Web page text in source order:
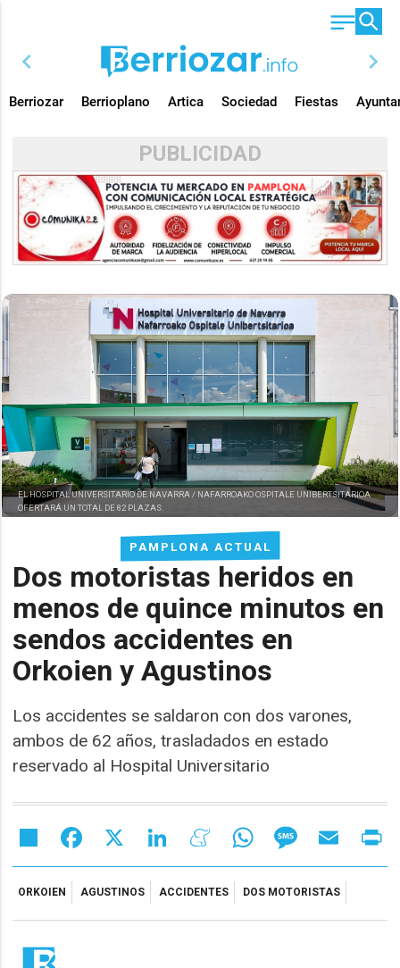
chevron_left chevron_right
Berriozar Berrioplano Artica Sociedad Fiestas
PUBLICIDAD
PAMPLONA ACTUAL
Dos motoristas heridos en
menos de quince minutos en
sendos accidentes en
Orkoien y Agustinos
Los accidentes se saldaron con dos varones,
ambos de 62 años, trasladados en estado
reservado al Hospital Universitario
EL HOSPITAL UNIVERSITARIO DE NAVARRA / NAFARROAKO OSPITALE UNIBERTSITARIOA
OFERTARÁ UN TOTAL DE 82 PLAZAS.
Share Facebook LinkedIn MeneameWhatsAppMessageEmail
ORKOIEN AGUSTINOS ACCIDENTES DOS MOTORISTAS